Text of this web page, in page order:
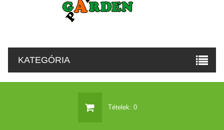
KATEGÓRIA
Tételek: 0